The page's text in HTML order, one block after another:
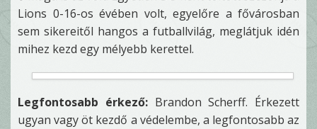
Lions 0-16-os évében volt, egyelőre a fővárosban
sem sikereitől hangos a futballvilág, meglátjuk idén
mihez kezd egy mélyebb kerettel.
Legfontosabb érkező:Brandon Scherff. Érkezett
ugyan vagy öt kezdő a védelembe, a legfontosabb az